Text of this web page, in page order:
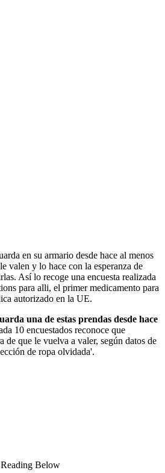
en su armario desde hace al menos
valen y lo hace con la esperanza de
Así lo recoge una encuesta realizada
para alli, el primer medicamento para
autorizado en la UE.
una de estas prendas desde hace
10 encuestados reconoce que
de que le vuelva a valer, según datos de
de ropa olvidada'.
Below